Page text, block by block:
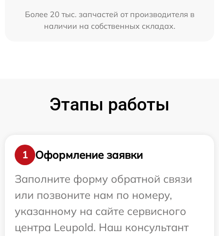
Более 20 тыс. запчастей от производителя в
наличии на собственных складах.
Этапы работы
1
Оформление заявки
Заполните форму обратной связи
или позвоните нам по номеру,
указанному на сайте сервисного
центра Leupold. Наш консультант